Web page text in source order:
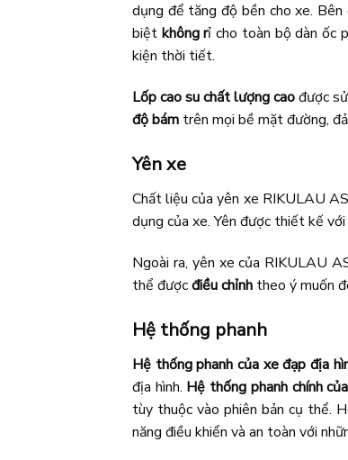
dụng để tăng độ bền cho xe.
biệt không rỉ cho toàn bộ dàn ốc
kiện thời tiết.
Lốp cao suchất lượng caođược
độ bám trên mọi bề mặt đường,
Yên xe
Chất liệu của yên xe RIKULAU
dụng của xe. Yên được thiết kế
Ngoài ra, yên xe của RIKULAU
thể đượcđiều chỉnh theo ý muốn
Hệ thống phanh
Hệ thống phanh của xe đạp địa
địa hình. Hệ thống phanh chính
tùy thuộc vào phiên bản cụ thể.
năng điều khiển và an toàn với